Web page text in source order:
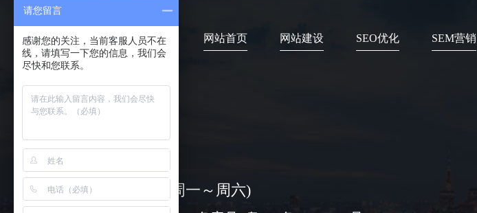
网站首页 网站建设 SEO优化 SEM营销
08:30-18:00 ( 周一～周六)
请您留言
感谢您的关注，当前客服人员不在
线，请填写一下您的信息，我们会
尽快和您联系。